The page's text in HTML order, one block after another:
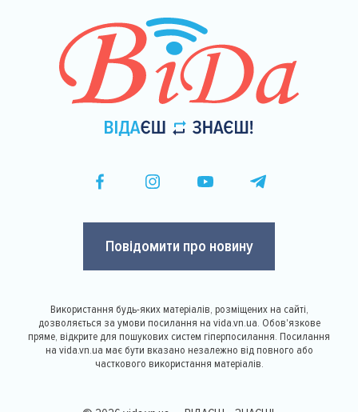
Повідомити про новину
Використання будь-яких матеріалів, розміщених на сайті,
дозволяється за умови посилання на vida.vn.ua. Обов'язкове
пряме, відкрите для пошукових систем гіперпосилання. Посилання
на vida.vn.ua має бути вказано незалежно від повного або
часткового використання матеріалів.